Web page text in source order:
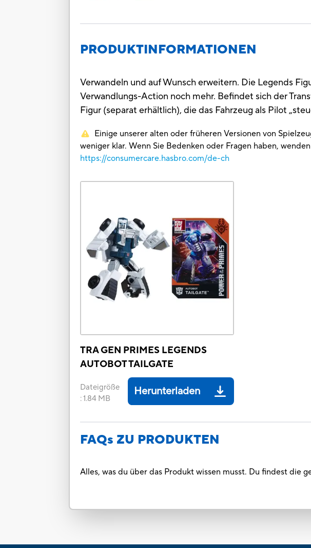
PRODUKTINFORMATIONEN
Verwandeln und auf Wunsch erweitern. Die Legends
Verwandlungs-Action noch mehr. Befindet sich der
Figur (separat erhältlich), die das Fahrzeug als Pilot
Einige unserer alten oder früheren Versionen von
weniger klar. Wenn Sie Bedenken oder Fragen haben,
https://consumercare.hasbro.com/de-ch
TRA GEN PRIMES LEGENDS
AUTOBOT TAILGATE
Dateigröße
:1.84 MB
Herunterladen
FAQs ZU PRODUKTEN
Alles, was du über das Produkt wissen musst. Du findest die